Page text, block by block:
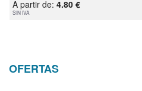
A partir de: 4.80 €
SIN IVA
OFERTAS